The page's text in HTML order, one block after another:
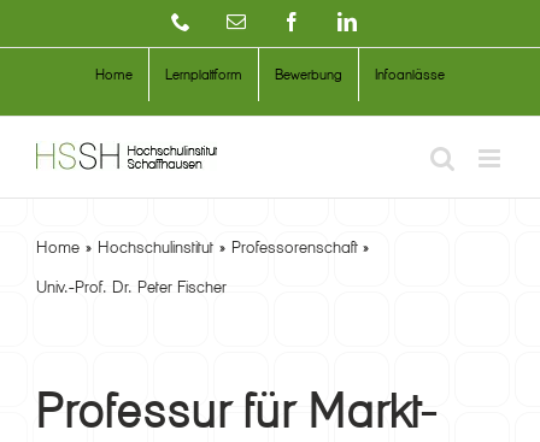
Inhalt
TelefonE-
FacebookLinkedIn
Home Lernplattform Bewerbung Infoanlässe
Home Hochschulinstitut
Professorenschaft
Univ.-Prof. Dr. Peter Fischer
Professur für Markt-